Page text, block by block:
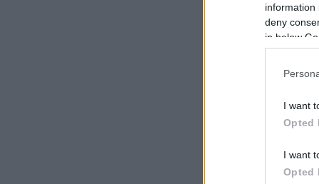
information
deny
in below
I want
Opted
I want
Opted